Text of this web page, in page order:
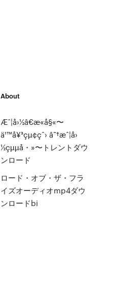
About
Æˆ¦å›½â€æ«å§«〜
ä¹™å¥³çµ¢çˆ› â˜†æˆ¦å›
½çµµå・»〜トレントダウ
ンロード
ロード・オブ・ザ・フラ
イズオーディオmp4ダウ
ンロードbi